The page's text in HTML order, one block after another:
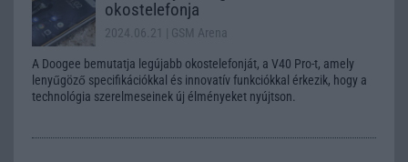
okostelefonja
2024.06.21 | GSM Arena
A Doogee bemutatja legújabb okostelefonját, a V40 Pro-t, amely
lenyűgöző specifikációkkal és innovatív funkciókkal érkezik, hogy a
technológia szerelmeseinek új élményeket nyújtson.